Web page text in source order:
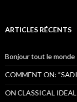
e
h
e
r
:
ARTICLES RÉCENTS
Bonjour tout le monde
COMMENT ON:
ON CLASSICAL IDEAL